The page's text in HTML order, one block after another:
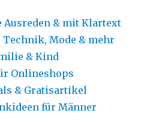
Ausreden & mit Klartext
Mode & mehr
& Kind
Onlineshops
& Gratisartikel
für Männer